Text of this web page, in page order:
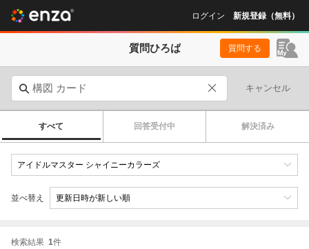
ログイン 新規登録（無料）
質問ひろば 質問する
キャンセル
すべて 回答受付中 解決済み
並べ替え
検索結果 1件